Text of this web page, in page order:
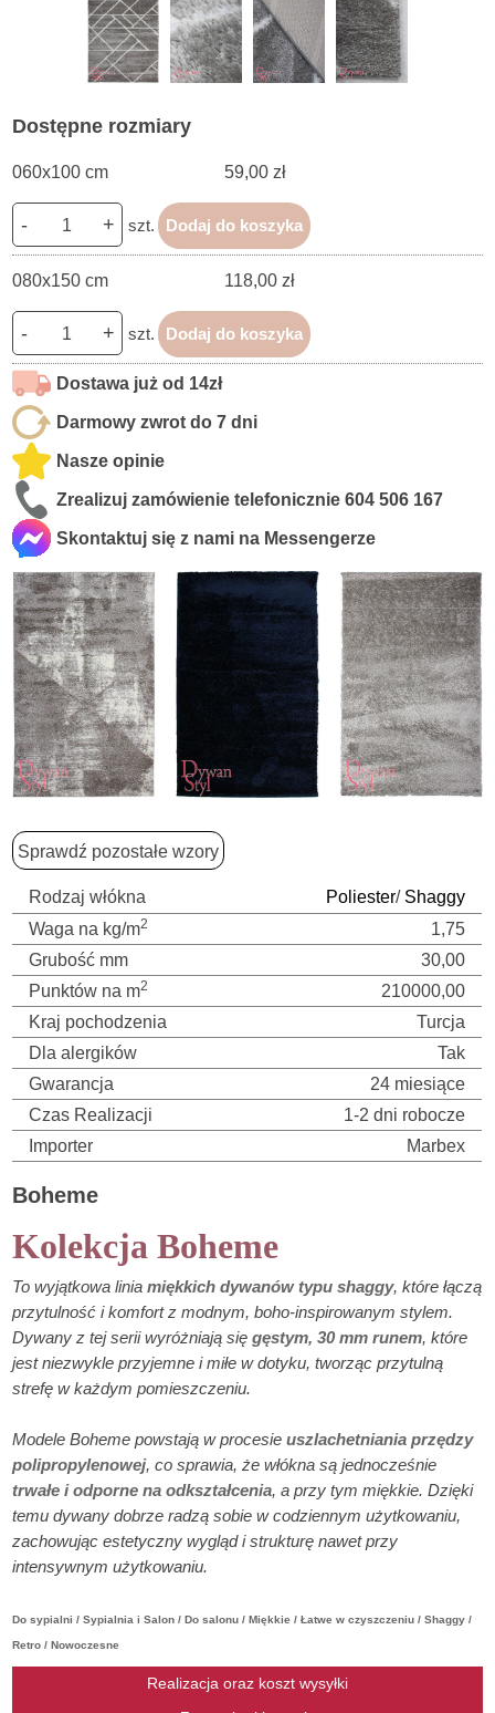
Dostępne rozmiary
060x100 cm 59,00 zł
- + szt. Dodaj do koszyka
080x150 cm 118,00 zł
- + szt. Dodaj do koszyka
Dostawa już od 14zł
Darmowy zwrot do 7 dni
Nasze opinie
Zrealizuj zamówienie telefonicznie604 506 167
Skontaktuj się z nami na Messengerze
Sprawdź pozostałe wzory
Rodzaj włókna Poliester/ Shaggy
Waga na kg/m2
1,75
Grubość mm
30,00
Punktów na m2
210000,00
Kraj pochodzenia
Turcja
Dla alergików
Tak
Gwarancja
24 miesiące
Czas Realizacji
1-2 dni robocze
Importer
Marbex
Boheme
Kolekcja Boheme
To wyjątkowa liniamiękkich dywanów typu shaggy, które łączą
przytulność i komfort z modnym, boho-inspirowanym stylem.
Dywany z tej serii wyróżniają sięgęstym, 30 mm runem, które
jest niezwykle przyjemne i miłe w dotyku, tworząc przytulną
strefę w każdym pomieszczeniu.
Modele Boheme powstają w procesieuszlachetniania przędzy
polipropylenowej, co sprawia, że włókna są jednocześnie
trwałe i odporne na odkształcenia, a przy tym miękkie. Dzięki
temu dywany dobrze radzą sobie w codziennym użytkowaniu,
zachowując estetyczny wygląd i strukturę nawet przy
intensywnym użytkowaniu.
Do sypialni / Sypialnia i Salon / Do salonu / Miękkie / Łatwe w czyszczeniu / Shaggy /
Retro / Nowoczesne
Realizacja oraz koszt wysyłki